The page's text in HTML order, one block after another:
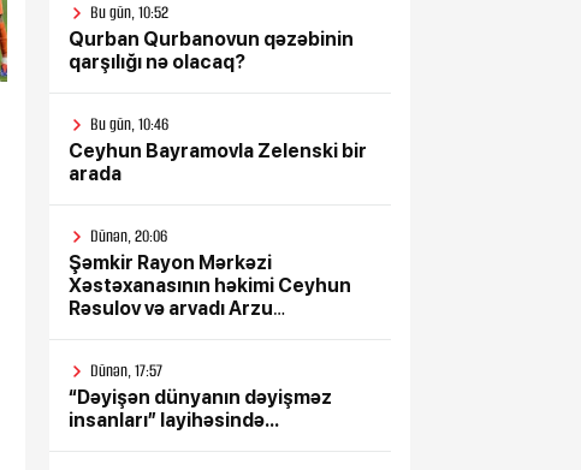
Bu gün, 10:52
Qurban Qurbanovun qəzəbinin
qarşılığı nə olacaq?
Bu gün, 10:46
Ceyhun Bayramovla Zelenski bir
arada
Dünən, 20:06
Şəmkir Rayon Mərkəzi
Xəstəxanasının həkimi Ceyhun
Rəsulov və arvadı Arzu
ölümü ilə bağlı Şəmkir rayon
prokrurluğunda araşdırma
aparılır
Dünən, 17:57
“Dəyişən dünyanın dəyişməz
insanları” layihəsində...